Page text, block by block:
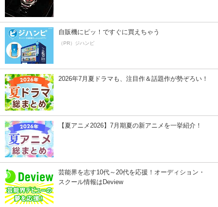
自販機にピッ！ですぐに買えちゃう
（PR）ジハンピ
2026年7月夏ドラマも、注目作＆話題作が勢ぞろい！
【夏アニメ2026】7月期夏の新アニメを一挙紹介！
芸能界を志す10代～20代を応援！オーディション・
スクール情報はDeview